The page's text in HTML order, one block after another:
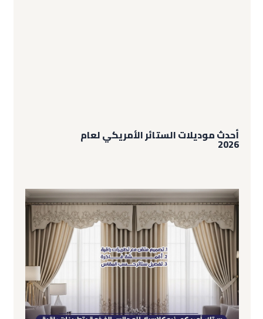
أحدث موديلات الستائر الأمريكي لعام
2026